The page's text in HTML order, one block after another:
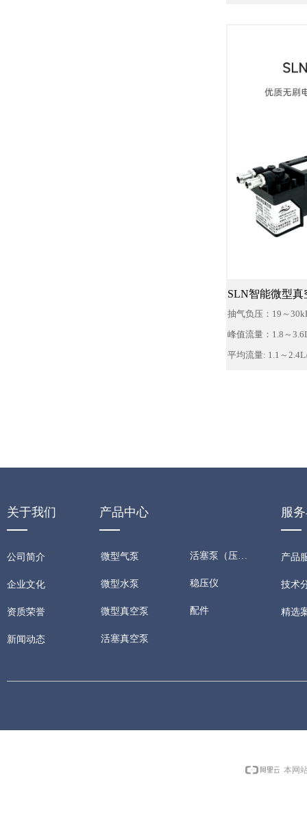
SLN智能微型真
抽气负压：19～
峰值流量：1.8～
平均流量: 1.1～
转速高低，由此可
自诊断与警告：每
产品中心
微型气泵
微型水泵
微型真空泵
活塞真空泵
关于我们
公司简介
企业文化
资质荣誉
新闻动态
服
产品
技术
精选
活塞泵（压缩机）
稳压仪
配件
本网